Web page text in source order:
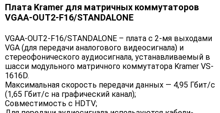
Плата Kramer для матричных коммутаторов
VGAA-OUT2-F16/STANDALONE
VGAA-OUT2-F16/STANDALONE – плата с 2-мя выходами
VGA (для передачи аналогового видеосигнала) и
стереофонического аудиосигнала, устанавливаемый в
шасси модульного матричного коммутатора Kramer VS-
1616D.
Максимальная скорость передачи данных — 4,95 Гбит/с
(1,65 Гбит/с на графический канал);
Совместимость с HDTV;